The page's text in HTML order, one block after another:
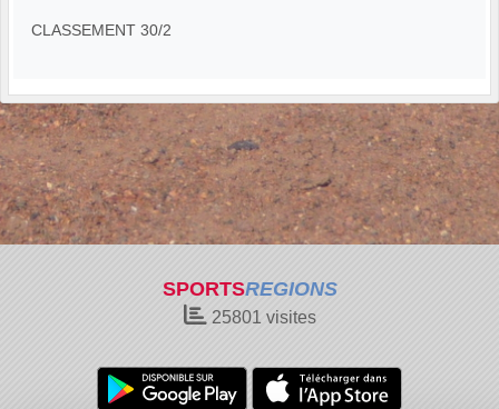
CLASSEMENT 30/2
SPORTSREGIONS
25801 visites